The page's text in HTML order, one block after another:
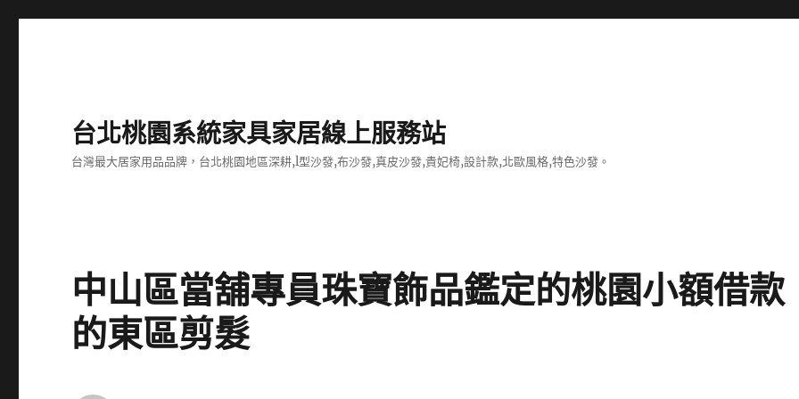
台北桃園系統家具家居線上服務站
台灣最大居家用品品牌，台北桃園地區深耕,l型沙發,布沙發,真皮沙發,貴妃椅,設計款,北歐風格,特色沙發。
中山區當舖專員珠寶飾品鑑定的桃園小額借款
的東區剪髮